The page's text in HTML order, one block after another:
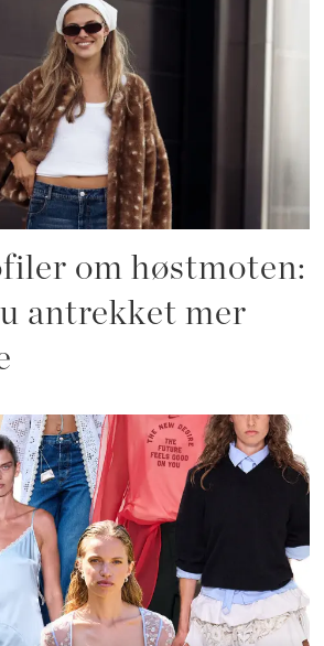
om høstmoten:
antrekket mer